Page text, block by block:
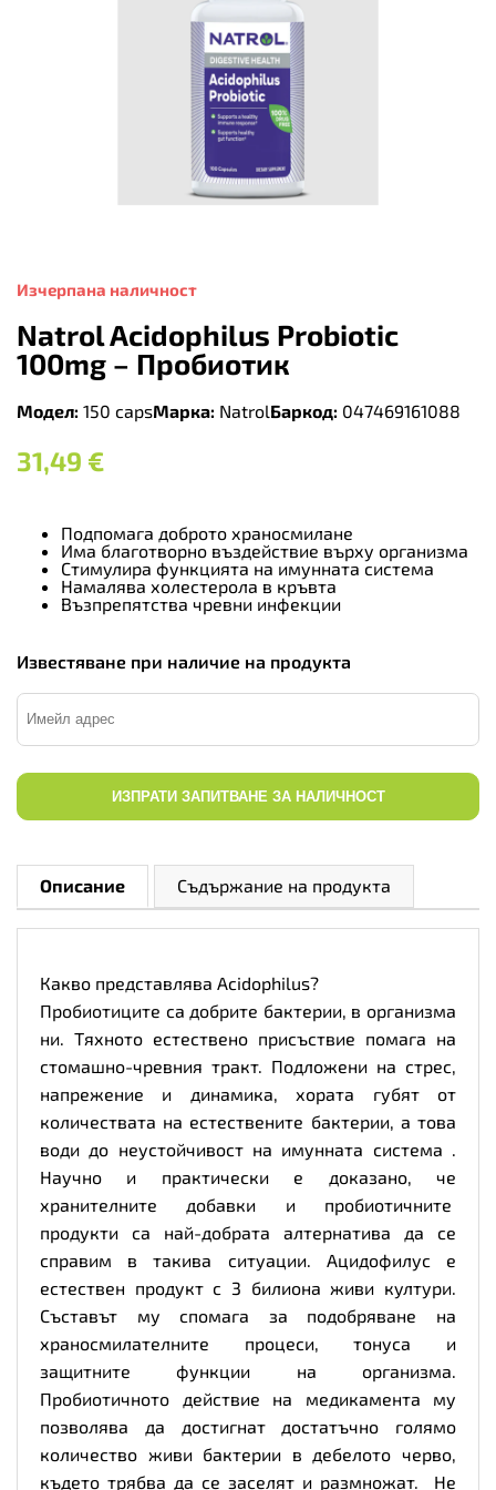
Изчерпана наличност
Natrol Acidophilus Probiotic
100mg – Пробиотик
Модел: 150 capsМарка: NatrolБаркод: 047469161088
31,49 €
Подпомага доброто храносмилане
Има благотворно въздействие върху организма
Стимулира функцията на имунната система
Намалява холестерола в кръвта
Възпрепятства чревни инфекции
Известяване при наличие на продукта
ИЗПРАТИ ЗАПИТВАНЕ ЗА НАЛИЧНОСТ
Описание Съдържание на продукта
Какво представлява Acidophilus?
Пробиотиците са добрите бактерии, в организма
ни. Тяхното естествено присъствие помага на
стомашно-чревния тракт. Подложени на стрес,
напрежение и динамика, хората губят от
количествата на естествените бактерии, а това
води до неустойчивост на имунната система .
Научно и практически е доказано, че
хранителните добавки и пробиотичните
продукти са най-добрата алтернатива да се
справим в такива ситуации. Ацидофилус е
естествен продукт с 3 билиона живи култури.
Съставът му спомага за подобряване на
храносмилателните процеси, тонуса и
защитните функции на организма.
Пробиотичното действие на медикамента му
позволява да достигнат достатъчно голямо
количество живи бактерии в дебелото черво,
където трябва да се заселят и размножат. Не